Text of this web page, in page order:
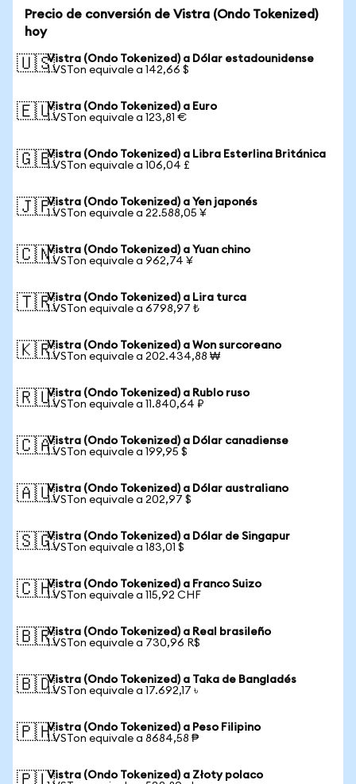
Precio de conversión de Vistra (Ondo Tokenized)
hoy
🇺🇸Vistra (Ondo Tokenized) a Dólar estadounidense
1 VSTon equivale a 142,66 $
🇪🇺Vistra (Ondo Tokenized) a Euro
1 VSTon equivale a 123,81 €
🇬🇧Vistra (Ondo Tokenized) a Libra Esterlina Británica
1 VSTon equivale a 106,04 £
🇯🇵Vistra (Ondo Tokenized) a Yen japonés
1 VSTon equivale a 22.588,05 ¥
🇨🇳Vistra (Ondo Tokenized) a Yuan chino
1 VSTon equivale a 962,74 ¥
🇹🇷Vistra (Ondo Tokenized) a Lira turca
1 VSTon equivale a 6798,97 ₺
🇰🇷Vistra (Ondo Tokenized) a Won surcoreano
1 VSTon equivale a 202.434,88 ₩
🇷🇺Vistra (Ondo Tokenized) a Rublo ruso
1 VSTon equivale a 11.840,64 ₽
🇨🇦Vistra (Ondo Tokenized) a Dólar canadiense
1 VSTon equivale a 199,95 $
🇦🇺Vistra (Ondo Tokenized) a Dólar australiano
1 VSTon equivale a 202,97 $
🇸🇬Vistra (Ondo Tokenized) a Dólar de Singapur
1 VSTon equivale a 183,01 $
🇨🇭Vistra (Ondo Tokenized) a Franco Suizo
1 VSTon equivale a 115,92 CHF
🇧🇷Vistra (Ondo Tokenized) a Real brasileño
1 VSTon equivale a 730,96 R$
🇧🇩Vistra (Ondo Tokenized) a Taka de Bangladés
1 VSTon equivale a 17.692,17 ৳
🇵🇭Vistra (Ondo Tokenized) a Peso Filipino
1 VSTon equivale a 8684,58 ₱
Vistra (Ondo Tokenized) a Złoty polaco